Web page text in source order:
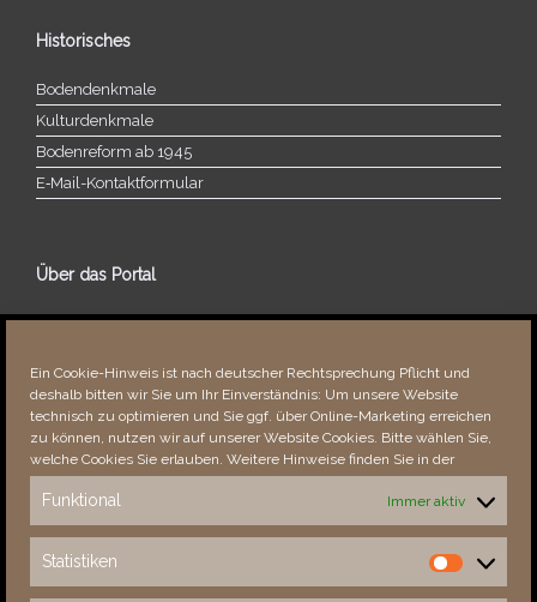
Ein Cookie-Hinweis ist nach deutscher Rechtsprechung Pflicht und
deshalb bitten wir Sie um Ihr Einverständnis: Um unsere Website
technisch zu optimieren und Sie ggf. über Online-Marketing erreichen
zu können, nutzen wir auf unserer Website Cookies. Bitte wählen Sie,
welche Cookies Sie erlauben. Weitere Hinweise finden Sie in der
Funktional Immer aktiv
Statistiken
Statistiken
Historisches
Bodendenkmale
Kulturdenkmale
Bodenreform ab 1945
E‑Mail-​​Kontaktformular
Über das Portal
Über dieses Portal
Fehler bemerkt?
Besucher seit 08/​2021